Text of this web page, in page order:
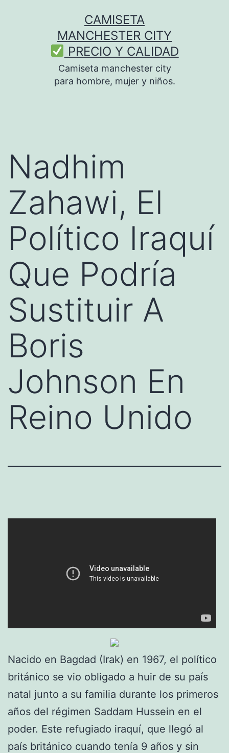
CAMISETA
MANCHESTER CITY
PRECIO Y CALIDAD
Camiseta manchester city
para hombre, mujer y niños.
Nadhim
Zahawi, El
Político Iraquí
Que Podría
Sustituir A
Boris
Johnson En
Reino Unido
Nacido en Bagdad (Irak) en 1967, el político
británico se vio obligado a huir de su país
natal junto a su familia durante los primeros
años del régimen Saddam Hussein en el
poder. Este refugiado iraquí, que llegó al
país británico cuando tenía 9 años y sin